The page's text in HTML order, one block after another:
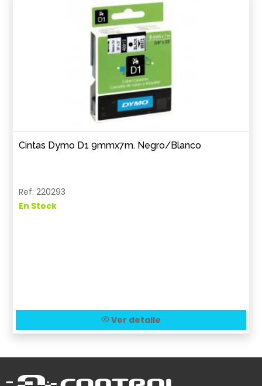
Cintas Dymo D1 9mmx7m. Negro/Blanco
Ref: 220293
En Stock
Ver detalle